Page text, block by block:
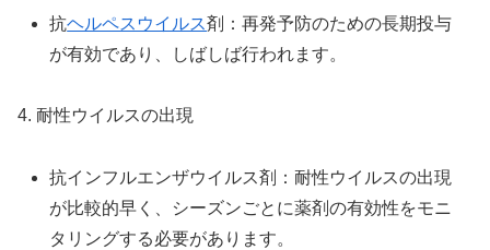
抗ヘルペスウイルス剤：再発予防のための長期投与
が有効であり、しばしば行われます。
4. 耐性ウイルスの出現
抗インフルエンザウイルス剤：耐性ウイルスの出現
が比較的早く、シーズンごとに薬剤の有効性をモニ
タリングする必要があります。